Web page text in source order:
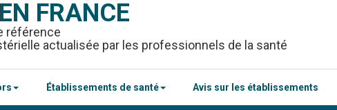
FRANCE
référence
actualisée par les professionnels de la santé
Établissements de santé Avis sur les établissements